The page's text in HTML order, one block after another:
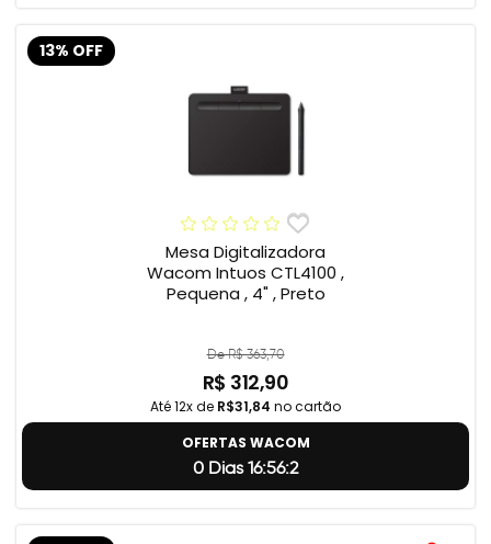
13% OFF
Mesa Digitalizadora
Wacom Intuos CTL4100 ,
Pequena , 4" , Preto
De R$ 363,70
R$ 312,90
Até 12x de R$31,84 no cartão
OFERTAS WACOM
0 Dias 16:56:1